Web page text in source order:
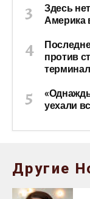
Здесь
Америка
против
уехали
Другие